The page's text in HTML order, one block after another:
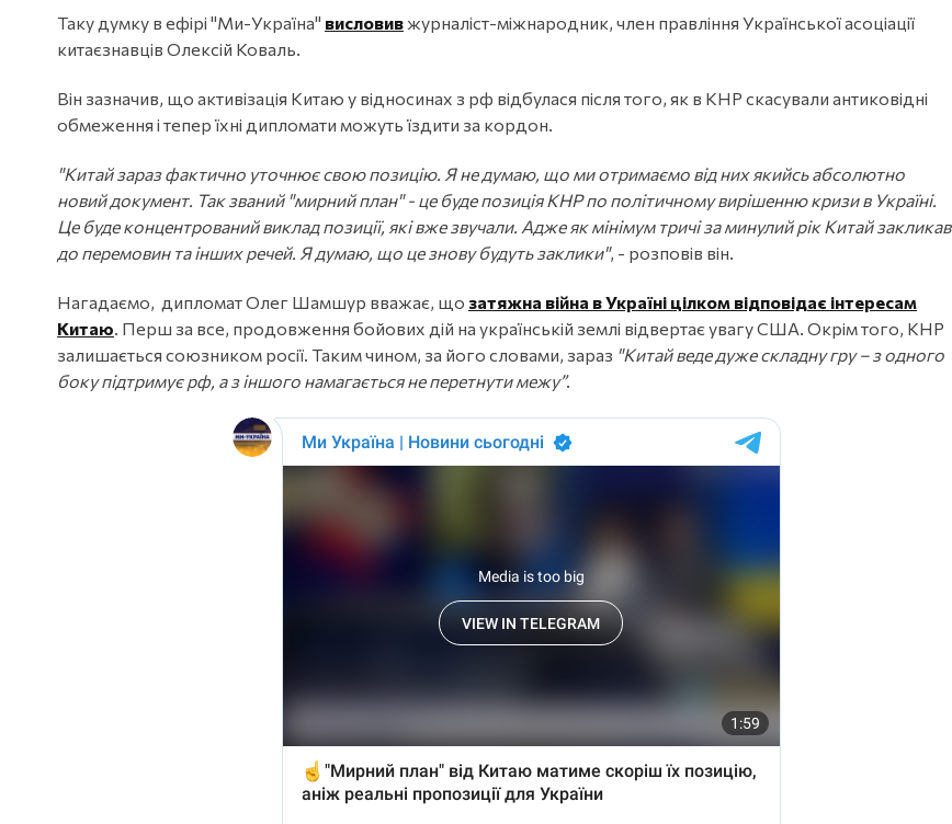
Таку думку в ефірі "Ми-Україна" висловив журналіст-міжнародник, член правління Української асоціації
китаєзнавців Олексій Коваль.
Він зазначив, що активізація Китаю у відносинах з рф відбулася після того, як в КНР скасували антиковідні
обмеження і тепер їхні дипломати можуть їздити за кордон.
"Китай зараз фактично уточнює свою позицію. Я не думаю, що ми отримаємо від них якийсь абсолютно
новий документ. Так званий "мирний план" - це буде позиція КНР по політичному вирішенню кризи в Україні.
Це буде концентрований виклад позиції, які вже звучали. Адже як мінімум тричі за минулий рік Китай закликав
до перемовин та інших речей. Я думаю, що це знову будуть заклики", - розповів він.
Нагадаємо, дипломат Олег Шамшур вважає, що затяжна війна в Україні цілком відповідає інтересам
Китаю. Перш за все, продовження бойових дій на українській землі відвертає увагу США. Окрім того, КНР
залишається союзником росії. Таким чином, за його словами, зараз "Китай веде дуже складну гру – з одного
боку підтримує рф, а з іншого намагається не перетнути межу”.